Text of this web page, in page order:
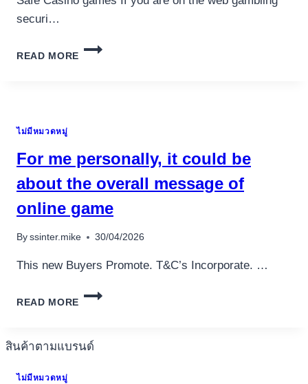
อุปกรณ์เครื่องใช้ภายในครัว
อุปกรณ์เครื่องใช้ภายในครัว
หม้อทอดไร้น้ำมัน
เครื่องกดน้ำร้อน
สินค้าตามแบรนด์
securi…
READ MORE
AS
TRUSTED
CASINO
TAKING
PROTECTION
ไม่มีหมวดหมู่
For me personally, it could be
about the overall message of
online game
By ssinter.mike 30/04/2026
This new Buyers Promote. T&C’s Incorporate. …
READ MORE
FOR
COULD
ไม่มีหมวดหมู่